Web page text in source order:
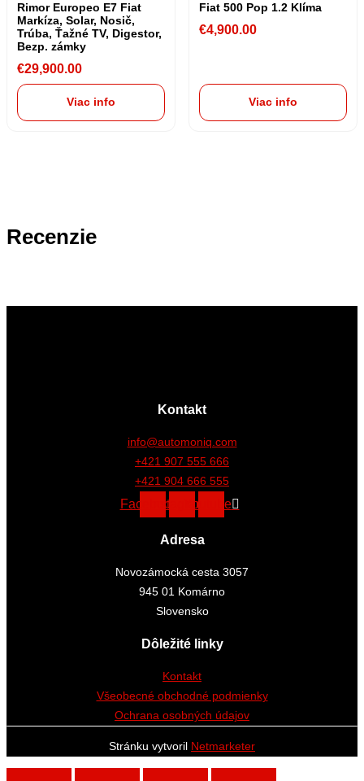
Rimor Europeo E7 Fiat
Markíza, Solar, Nosič,
Trúba, Ťažné TV, Digestor,
Bezp. zámky
€29,900.00
Viac info
Fiat 500 Pop 1.2 Klíma
€4,900.00
Viac info
Recenzie
Kontakt
info@automoniq.com
+421 907 555 666
+421 904 666 555
FacebookInstagramYoutube
Adresa
Novozámocká cesta 3057
945 01 Komárno
Slovensko
Dôležité linky
Kontakt
Všeobecné obchodné podmienky
Ochrana osobných údajov
Stránku vytvoril Netmarketer